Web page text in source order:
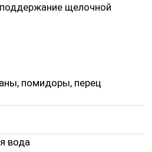
щелочной
помидоры, перец
вода